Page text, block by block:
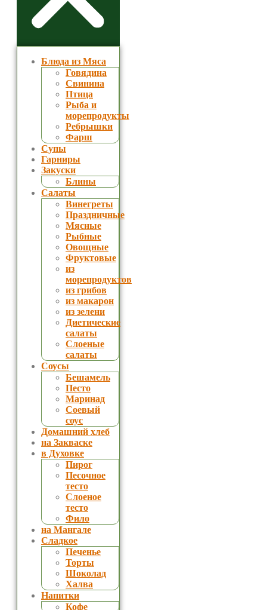
Блюда из Мяса
Говядина
Свинина
Птица
Рыба и
морепродукты
Ребрышки
Фарш
Супы
Гарниры
Закуски
Блины
Салаты
Винегреты
Праздничные
Мясные
Рыбные
Овощные
Фруктовые
из
морепродуктов
из грибов
из макарон
из зелени
Диетические
салаты
Слоеные
салаты
Соусы
Бешамель
Песто
Маринад
Соевый
соус
Домашний хлеб
на Закваске
в Духовке
Пирог
Песочное
тесто
Слоеное
тесто
Фило
на Мангале
Сладкое
Печенье
Торты
Шоколад
Халва
Напитки
Кофе